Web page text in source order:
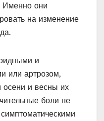
Именно они
на изменение
и
или артрозом,
осени и весны их
боли не
симптоматическими